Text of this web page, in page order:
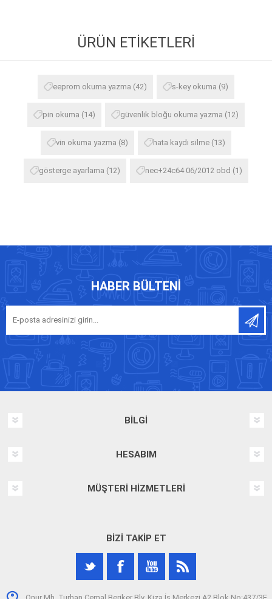
ÜRÜN ETIKETLERI
eeprom okuma yazma (42) s-key okuma (9)
pin okuma (14) güvenlik bloğu okuma yazma (12)
vin okuma yazma (8) hata kaydı silme (13)
gösterge ayarlama (12) nec+24c64 06/2012 obd (1)
HABER BÜLTENI
BILGI
HESABIM
MÜŞTERI HIZMETLERI
BIZI TAKIP ET